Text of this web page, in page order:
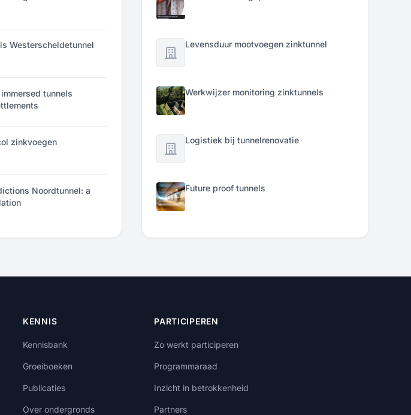
Westerscheldetunnel
tunnels
zinkvoegen
Noordtunnel: a
Levensduur mootvoegen zinktunnel
Werkwijzer monitoring zinktunnels
Logistiek bij tunnelrenovatie
Future proof tunnels
KENNIS
Kennisbank
Groeiboeken
Publicaties
Over ondergronds
PARTICIPEREN
Zo werkt participeren
Programmaraad
Inzicht in betrokkenheid
Partners